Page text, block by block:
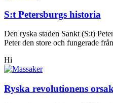
S:t Petersburgs historia
Den ryska staden Sankt (S:t)
Peter den store och fungerade
Hi
Ryska revolutionens